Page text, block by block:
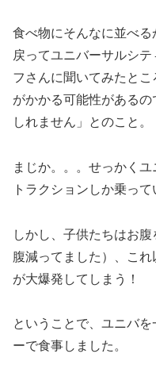
食べ物にそんなに並べ
戻ってユニバーサルシ
フさんに聞いてみたと
がかかる可能性がある
しれません」とのこと。
まじか。。。せっかく
トラクションしか乗って
しかし、子供たちはお
腹減ってました）、こ
が大爆発してしまう！
ということで、ユニバ
ーで食事しました。